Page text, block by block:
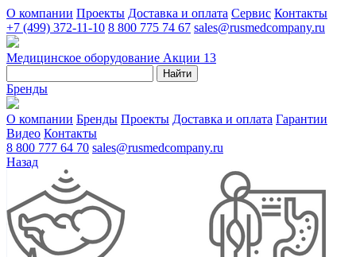
О компании Проекты Доставка и оплата Сервис Контакты
+7 (499) 372-11-10 8 800 775 74 67 sales@rusmedcompany.ru
Медицинское оборудование Акции 13
Найти
Бренды
О компании Бренды Проекты Доставка и оплата Гарантии
Видео Контакты
8 800 777 64 70 sales@rusmedcompany.ru
Назад